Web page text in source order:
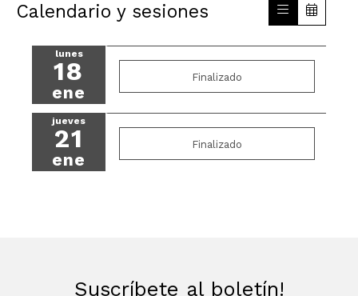
Calendario y sesiones
lunes
18
ene
Finalizado
jueves
21
ene
Finalizado
Suscríbete al boletín!